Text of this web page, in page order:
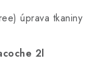
úprava tkaniny
2l